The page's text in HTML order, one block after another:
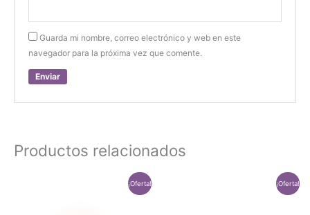
Guarda mi nombre, correo electrónico y web en este
navegador para la próxima vez que comente.
Productos relacionados
¡Oferta! ¡Oferta!